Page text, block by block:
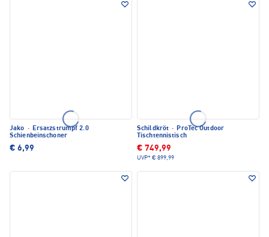
Jako · Ersatzstrumpf 2.0
Schienbeinschoner
€ 6,99
Schildkröt · ProTec Outdoor
Tischtennistisch
€ 749,99
UVP* € 899,99